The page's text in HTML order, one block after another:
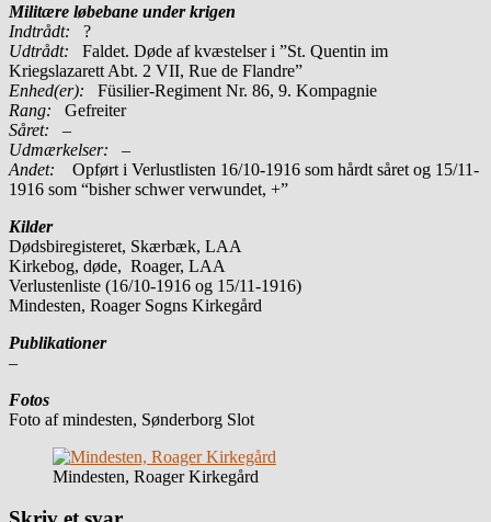
Militære løbebane under krigen
Indtrådt: ?
Udtrådt: Faldet. Døde af kvæstelser i ”St. Quentin im
Kriegslazarett Abt. 2 VII, Rue de Flandre”
Enhed(er):
Füsilier-Regiment Nr. 86, 9. Kompagnie
Rang:
Gefreiter
Såret: –
Udmærkelser: –
Andet: Opført i Verlustlisten 16/10-1916 som hårdt såret og 15/11-
1916 som “bisher schwer verwundet, +”
Kilder
Dødsbiregisteret, Skærbæk, LAA
Kirkebog, døde, Roager, LAA
Verlustenliste (16/10-1916 og 15/11-1916)
Mindesten, Roager Sogns Kirkegård
Publikationer
–
Fotos
Foto af mindesten, Sønderborg Slot
Mindesten, Roager Kirkegård